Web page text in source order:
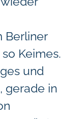
Berliner
Keimes.
und
gerade in